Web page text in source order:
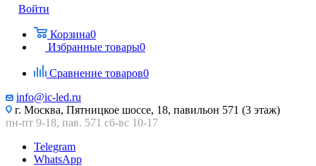
Войти
Корзина0
Избранные товары0
Сравнение товаров0
info@ic-led.ru
г. Москва, Пятницкое шоссе, 18, павильон 571 (3 этаж)
пн-пт 9-18, пав. 571 сб-вс 10-17
Telegram
WhatsApp